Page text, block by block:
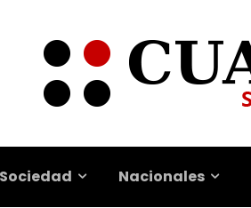
Sociedad Nacionales